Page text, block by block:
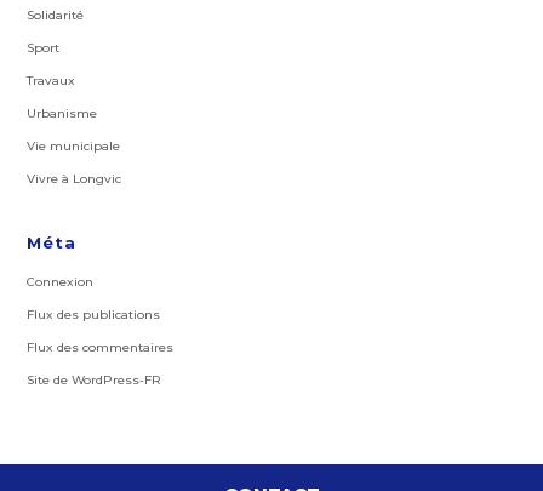
Solidarité
Sport
Travaux
Urbanisme
Vie municipale
Vivre à Longvic
Méta
Connexion
Flux des publications
Flux des commentaires
Site de WordPress-FR